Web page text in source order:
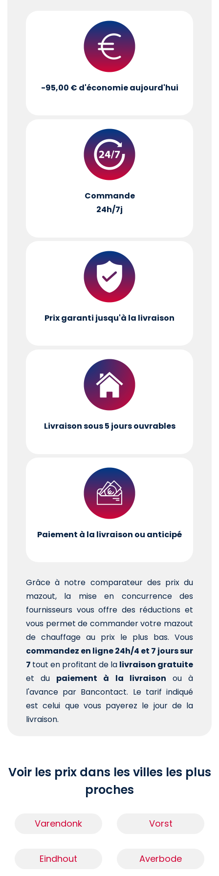
-95,00 € d'économie aujourd'hui
Commande
24h/7j
Prix garanti jusqu'à la livraison
Livraison sous 5 jours ouvrables
Paiement à la livraison ou anticipé
Grâce à notre comparateur des prix du
mazout, la mise en concurrence des
fournisseurs vous offre des réductions et
vous permet de commander votre mazout
de chauffage au prix le plus bas. Vous
commandez en ligne 24h/4 et 7 jours sur
7 tout en profitant de la livraison gratuite
et du paiement à la livraison ou à
l'avance par Bancontact. Le tarif indiqué
est celui que vous payerez le jour de la
livraison.
Voir les prix dans les villes les plus
proches
Varendonk Vorst
Eindhout Averbode